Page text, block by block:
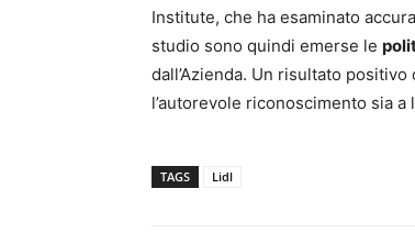
Institute, che ha esaminato
studio sono quindi emerse le
dall’Azienda. Un risultato
l’autorevole riconoscimento sia
TAGS Lidl